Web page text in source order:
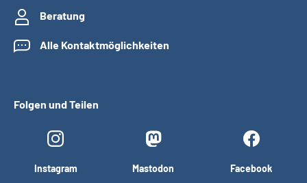
Beratung
Alle Kontaktmöglichkeiten
Folgen und Teilen
Instagram Mastodon Facebook